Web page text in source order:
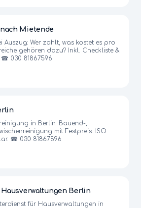
Mietende
Wer zahlt, was kostet es pro
gehören dazu? Inkl. Checkliste &
030 81867596
in Berlin: Bauend-,
mit Festpreis. ISO
☎ 030 81867596
Berlin
für Hausverwaltungen in